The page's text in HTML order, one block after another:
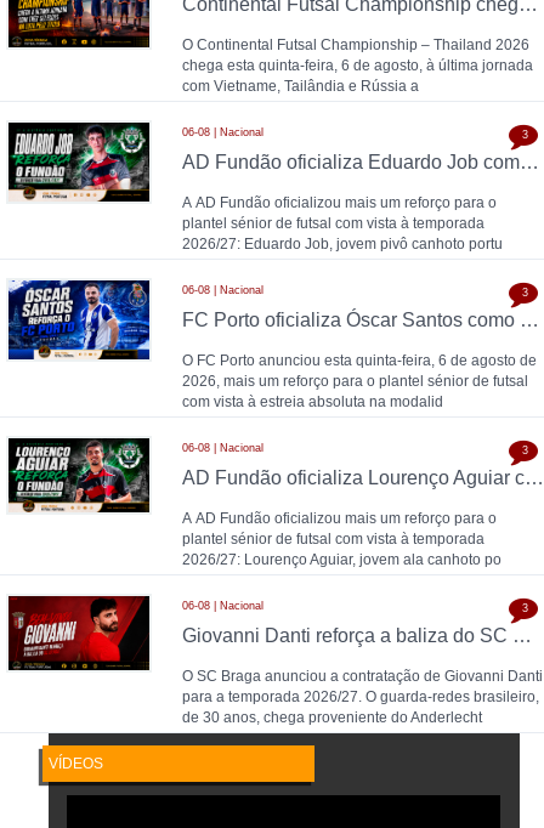
Continental Futsal Championship chega à última jornada com três seleções na luta pelo título
O Continental Futsal Championship – Thailand 2026
chega esta quinta-feira, 6 de agosto, à última jornada
com Vietname, Tailândia e Rússia a
06-08 | Nacional
AD Fundão oficializa Eduardo Job como reforço para 2026/27
A AD Fundão oficializou mais um reforço para o
plantel sénior de futsal com vista à temporada
2026/27: Eduardo Job, jovem pivô canhoto portu
3
06-08 | Nacional
FC Porto oficializa Óscar Santos como 13.º reforço para o futsal: "O futsal acompanhou-me durante toda a vida"
O FC Porto anunciou esta quinta-feira, 6 de agosto de
2026, mais um reforço para o plantel sénior de futsal
com vista à estreia absoluta na modalid
3
06-08 | Nacional
AD Fundão oficializa Lourenço Aguiar como reforço para 2026/27
A AD Fundão oficializou mais um reforço para o
plantel sénior de futsal com vista à temporada
2026/27: Lourenço Aguiar, jovem ala canhoto po
3
06-08 | Nacional
Giovanni Danti reforça a baliza do SC Braga
O SC Braga anunciou a contratação de Giovanni Danti
para a temporada 2026/27. O guarda-redes brasileiro,
de 30 anos, chega proveniente do Anderlecht
3
VÍDEOS